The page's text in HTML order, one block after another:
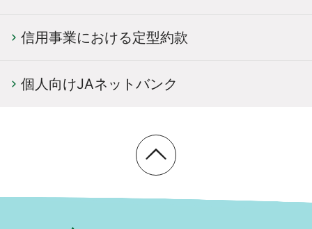
信用事業における定型約款
個人向けJAネットバンク